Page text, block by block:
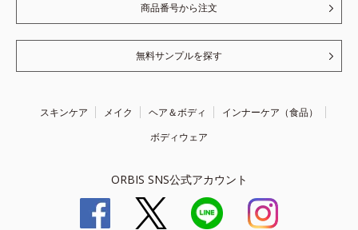
商品番号から注文
無料サンプルを探す
スキンケア メイク ヘア＆ボディ
インナーケア（食品）
ボディウェア
ORBIS SNS公式アカウント